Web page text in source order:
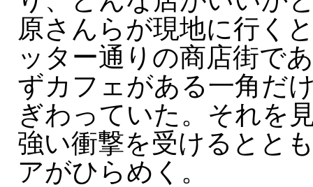
原さんらが現地に行く
ッター通りの商店街で
ずカフェがある一角だ
ぎわっていた。それを
強い衝撃を受けるとと
アがひらめく。